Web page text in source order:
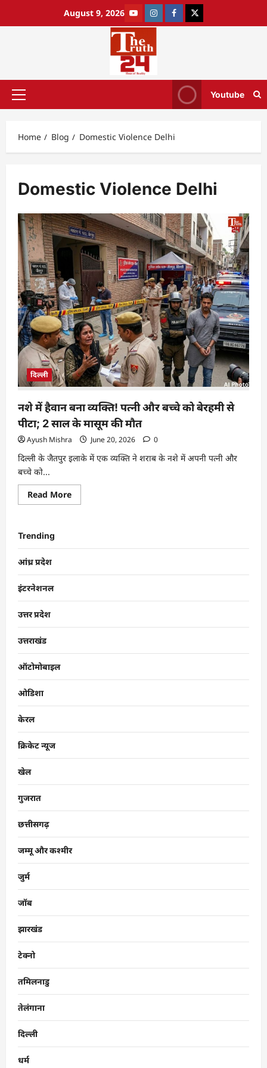
August 9, 2026
Youtube
Home Blog Domestic Violence Delhi
Domestic Violence Delhi
दिल्ली
नशे में हैवान बना व्यक्ति! पत्नी और बच्चे को बेरहमी से
पीटा; 2 साल के मासूम की मौत
Ayush Mishra June 20, 2026 0
दिल्ली के जैतपुर इलाके में एक व्यक्ति ने शराब के नशे में अपनी पत्नी और
बच्चे को...
Read More
Trending
आंध्र प्रदेश
इंटरनेशनल
उत्तर प्रदेश
उत्तराखंड
ऑटोमोबाइल
ओडिशा
केरल
क्रिकेट न्यूज
खेल
गुजरात
छत्तीसगढ़
जम्मू और कश्मीर
जुर्म
जॉब
झारखंड
टेक्नो
तमिलनाडु
तेलंगाना
दिल्ली
धर्म